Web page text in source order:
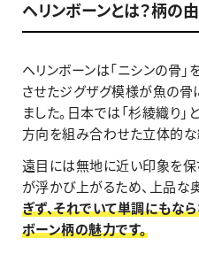
ヘリンボーンとは？柄の
ヘリンボーンは「ニシンの骨
させたジグザグ模様が魚の骨
ました。日本では「杉綾織り
方向を組み合わせた立体的な
遠目には無地に近い印象を保
が浮かび上がるため、上品な
ぎず、それでいて単調にもな
ボーン柄の魅力です。